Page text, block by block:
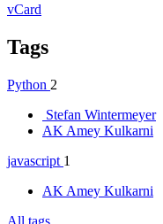
vCard
Tags
Python 2
Stefan Wintermeyer
AK Amey Kulkarni
javascript 1
AK Amey Kulkarni
All tags